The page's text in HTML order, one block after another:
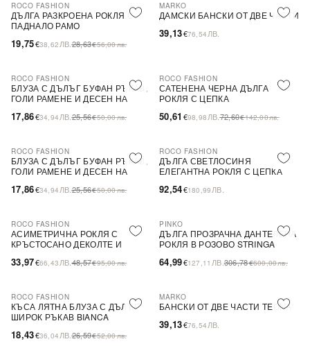
-31%
ROCO FASHION
ДЪЛГА РАЗКРОЕНА РОКЛЯ С
ПАДНАЛО РАМО
19,75€38,62 ЛВ.28,63€56,00лв.
MARKO
ДАМСКИ БАНСКИ ОТ ДВЕ ЧАСТИ
39,13€76,54 ЛВ.
-30%
ROCO FASHION
БЛУЗА С ДЪЛЪГ БУФАН РЪКАВ,
ГОЛИ РАМЕНЕ И ДЕСЕН НА
17,86€34,94 ЛВ.25,56€50,00лв.
-30%
ROCO FASHION
САТЕНЕНА ЧЕРНА ДЪЛГА
РОКЛЯ С ЦЕПКА
50,61 €98,98 ЛВ.72,60€142,00лв.
-30%
ROCO FASHION
БЛУЗА С ДЪЛЪГ БУФАН РЪКАВ,
ГОЛИ РАМЕНЕ И ДЕСЕН НА
17,86€34,94 ЛВ.25,56€50,00лв.
ROCO FASHION
ДЪЛГА СВЕТЛОСИНЯ
ЕЛЕГАНТНА РОКЛЯ С ЦЕПКА
92,54€180,99 ЛВ.
-30%
ROCO FASHION
АСИМЕТРИЧНА РОКЛЯ С
КРЪСТОСАНО ДЕКОЛТЕ И
33,97€66,43 ЛВ.48,57€95,00лв.
-79%
PINKO
ДЪЛГА ПРОЗРАЧНА ДАНТЕЛЕНА
РОКЛЯ В РОЗОВО STRINGA
64,99€127,11 ЛВ.306,78€600,00лв.
-31%
ROCO FASHION
КЪСА ЛЯТНА БЛУЗА С ДЪЛЪГ
ШИРОК РЪКАВ BIANCA
18,43€36,04 ЛВ.26,59€52,00лв.
MARKO
БАНСКИ ОТ ДВЕ ЧАСТИ TEONA
39,13€76,54 ЛВ.